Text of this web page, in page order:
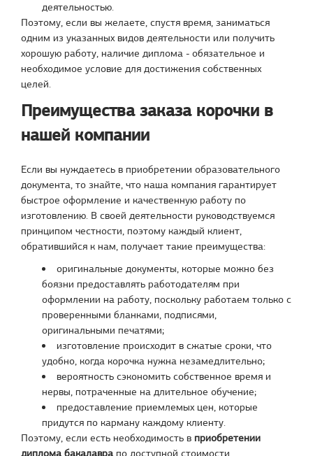
деятельностью.
Поэтому, если вы желаете, спустя время, заниматься
одним из указанных видов деятельности или получить
хорошую работу, наличие диплома - обязательное и
необходимое условие для достижения собственных
целей.
Преимущества заказа корочки в
нашей компании
Если вы нуждаетесь в приобретении образовательного
документа, то знайте, что наша компания гарантирует
быстрое оформление и качественную работу по
изготовлению. В своей деятельности руководствуемся
принципом честности, поэтому каждый клиент,
обратившийся к нам, получает такие преимущества:
оригинальные документы, которые можно без
боязни предоставлять работодателям при
оформлении на работу, поскольку работаем только с
проверенными бланками, подписями,
оригинальными печатями;
изготовление происходит в сжатые сроки, что
удобно, когда корочка нужна незамедлительно;
вероятность сэкономить собственное время и
нервы, потраченные на длительное обучение;
предоставление приемлемых цен, которые
придутся по карману каждому клиенту.
Поэтому, если есть необходимость в приобретении
диплома бакалавра по доступной стоимости